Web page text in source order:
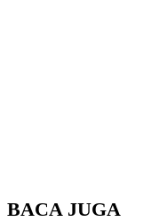
BACA JUGA